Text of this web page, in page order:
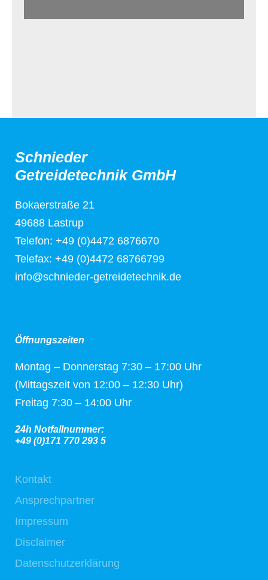
Schnieder
Getreidetechnik GmbH
Bokaerstraße 21
49688 Lastrup
Telefon: +49 (0)4472 6876670
Telefax: +49 (0)4472 68766799
info@schnieder-getreidetechnik.de
Öffnungszeiten
Montag – Donnerstag 7:30 – 17:00 Uhr
(Mittagszeit von 12:00 – 12:30 Uhr)
Freitag 7:30 – 14:00 Uhr
24h Notfallnummer:
+49 (0)171 770 293 5
Kontakt
Ansprechpartner
Impressum
Disclaimer
Datenschutzerklärung